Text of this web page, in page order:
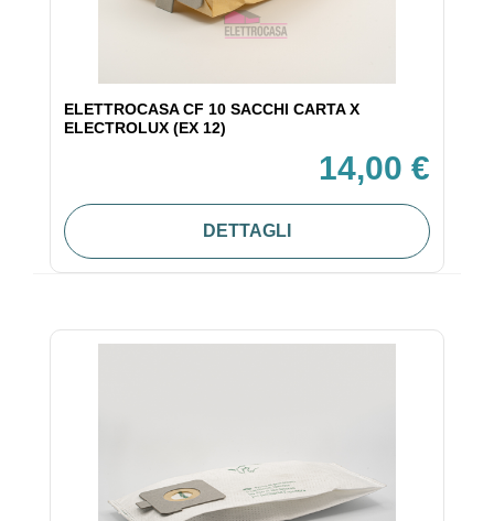
ELETTROCASA CF 10 SACCHI CARTA X
ELECTROLUX (EX 12)
14,00 €
DETTAGLI